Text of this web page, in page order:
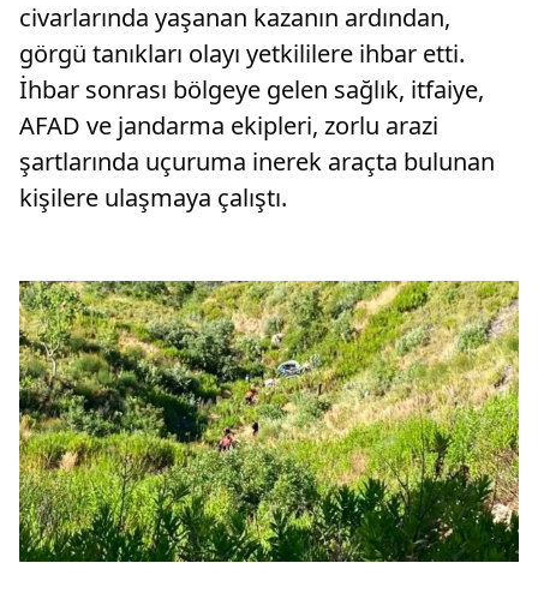
civarlarında yaşanan kazanın ardından,
görgü tanıkları olayı yetkililere ihbar etti.
İhbar sonrası bölgeye gelen sağlık, itfaiye,
AFAD ve jandarma ekipleri, zorlu arazi
şartlarında uçuruma inerek araçta bulunan
kişilere ulaşmaya çalıştı.